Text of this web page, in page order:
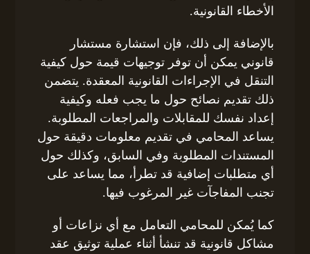
الأخطاء القانونية.
بالإضافة إلى ذلك، فإن استشارة مستشار
قانوني يمكن أن توفر توجيهات قيمة حول كيفية
التنقل في الإجراءات القانونية المعقدة. يتضمن
ذلك تقديم نصائح حول ما يجب فعله وكيفية
إعداد نفسك للمقابلات والمراجعات المطلوبة.
يساعد المحامي في تقديم معلومات دقيقة حول
المستندات المطلوبة وفي السابق، وكذلك حول
أي متطلبات إضافية قد تطرأ، مما يساعد على
تجنب المفاجآت غير المرغوب فيها.
كما يُمكن للمحامي التعامل مع أي نزاعات أو
مشاكل قانونية قد تنشأ أثناء عملية توثيق عقد